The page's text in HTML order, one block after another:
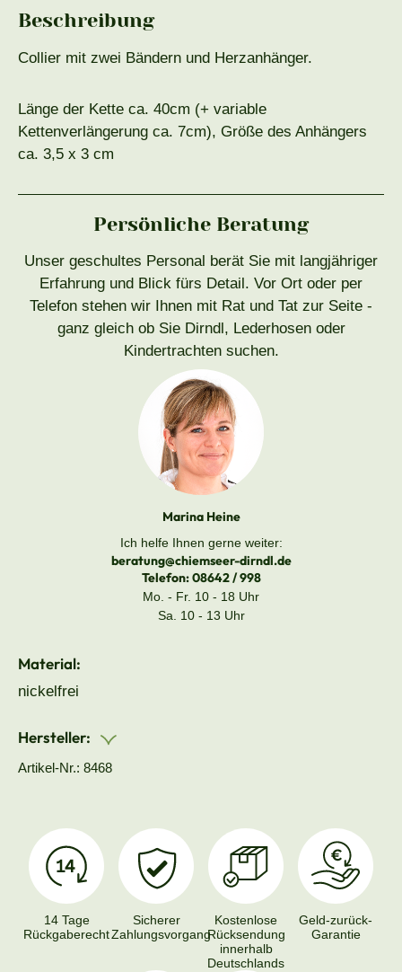
Beschreibung
Collier mit zwei Bändern und Herzanhänger.
Länge der Kette ca. 40cm (+ variable
Kettenverlängerung ca. 7cm), Größe des Anhängers
ca. 3,5 x 3 cm
Persönliche Beratung
Unser geschultes Personal berät Sie mit langjähriger
Erfahrung und Blick fürs Detail. Vor Ort oder per
Telefon stehen wir Ihnen mit Rat und Tat zur Seite -
ganz gleich ob Sie Dirndl, Lederhosen oder
Kindertrachten suchen.
Marina Heine
Ich helfe Ihnen gerne weiter:
beratung@chiemseer-dirndl.de
Telefon:08642 / 998
Mo. - Fr. 10 - 18 Uhr
Sa. 10 - 13 Uhr
Material:
nickelfrei
Hersteller:
Artikel-Nr.: 8468
14 Tage
Rückgaberecht
Sicherer
Zahlungsvorgang
Kostenlose
Rücksendung
innerhalb
Deutschlands
Geld-zurück-
Garantie